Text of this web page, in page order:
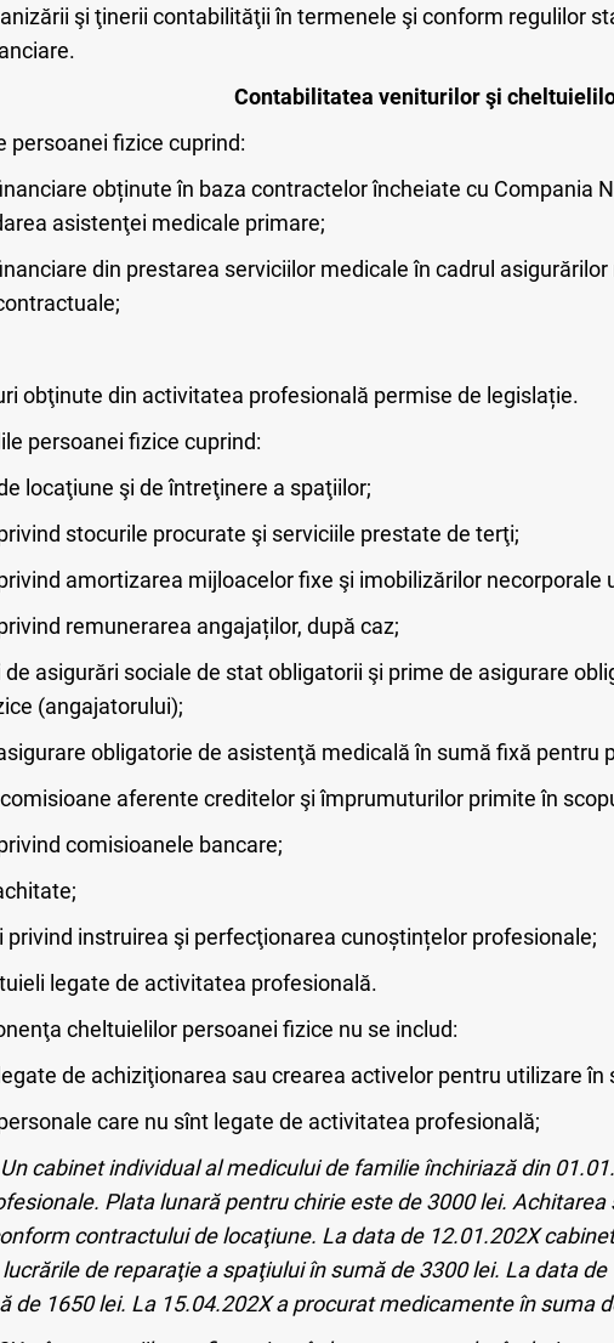
şi ţinerii contabilităţii în termenele şi conform regulilor
Contabilitatea veniturilor şi
persoanei fizice cuprind:
obținute în baza contractelor încheiate cu Compania
asistenţei medicale primare;
din prestarea serviciilor medicale în cadrul
obţinute din activitatea profesională permise de legislație.
persoanei fizice cuprind:
locaţiune şi de întreţinere a spaţiilor;
stocurile procurate şi serviciile prestate de terţi;
amortizarea mijloacelor fixe şi imobilizărilor
remunerarea angajaților, după caz;
asigurări sociale de stat obligatorii şi prime de asigurare
(angajatorului);
obligatorie de asistenţă medicală în sumă fixă pentru
aferente creditelor şi împrumuturilor primite în
comisioanele bancare;
privind instruirea şi perfecţionarea cunoștințelor profesionale;
legate de activitatea profesională.
cheltuielilor persoanei fizice nu se includ:
de achiziţionarea sau crearea activelor pentru utilizare în
care nu sînt legate de activitatea profesională;
Un cabinet individual al medicului de familie închiriază din
Plata lunară pentru chirie este de 3000 lei. Achitarea
contractului de locaţiune. La data de 12.01.202X
de reparaţie a spaţiului în sumă de 3300 lei. La data
de 1650 lei. La 15.04.202X a procurat medicamente în suma